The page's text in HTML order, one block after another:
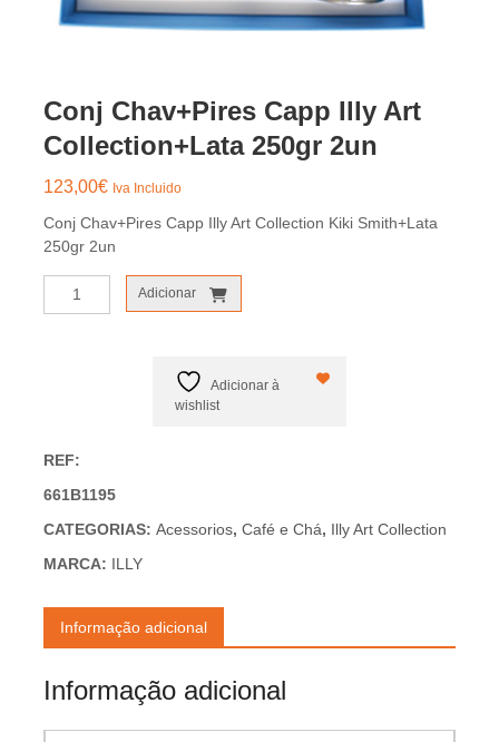
Conj Chav+Pires Capp Illy Art
Collection+Lata 250gr 2un
123,00€ Iva Incluido
Conj Chav+Pires Capp Illy Art Collection Kiki Smith+Lata
250gr 2un
Quantidade
2un
Adicionar
Adicionar à
wishlist
REF:
661B1195
CATEGORIAS: Acessorios, Café e Chá, Illy Art Collection
MARCA: ILLY
Informação adicional
Informação adicional